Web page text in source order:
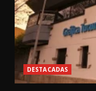
DESTACADAS